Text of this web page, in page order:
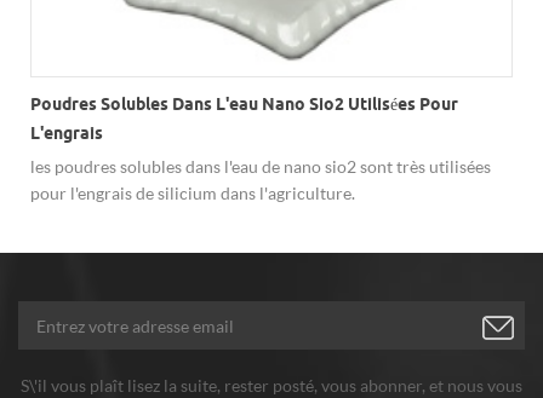
Poudres Solubles Dans L'eau Nano Sio2 Utilisées Pour
L'engrais
les poudres solubles dans l'eau de nano sio2 sont très utilisées
pour l'engrais de silicium dans l'agriculture.
S\'il vous plaît lisez la suite, rester posté, vous abonner, et nous vous